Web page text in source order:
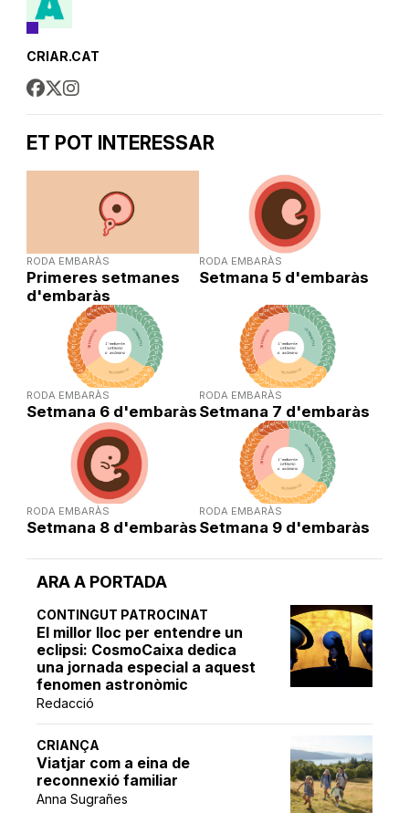
ARA A PORTADA
CONTINGUT PATROCINAT
El millor lloc per entendre un
eclipsi: CosmoCaixa dedica
una jornada especial a aquest
fenomen astronòmic
Redacció
CRIANÇA
Viatjar com a eina de
reconnexió familiar
Anna Sugrañes
CRIAR.CAT
ET POT INTERESSAR
RODA EMBARÀS
Primeres setmanes
d'embaràs
RODA EMBARÀS
Setmana 5 d'embaràs
RODA EMBARÀS
Setmana 6 d'embaràs
RODA EMBARÀS
Setmana 7 d'embaràs
RODA EMBARÀS
Setmana 8 d'embaràs
RODA EMBARÀS
Setmana 9 d'embaràs